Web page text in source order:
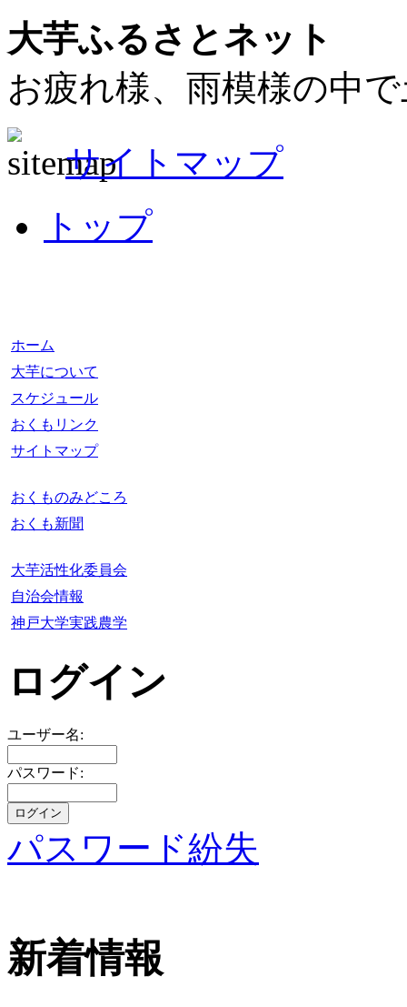
大芋ふるさとネット
お疲れ様、雨模様の中
サイトマップ
トップ
ホーム
大芋について
スケジュール
おくもリンク
サイトマップ
おくものみどころ
おくも新聞
大芋活性化委員会
自治会情報
神戸大学実践農学
ログイン
ユーザー名:
パスワード:
パスワード紛失
新着情報